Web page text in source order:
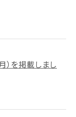
）を掲載しまし